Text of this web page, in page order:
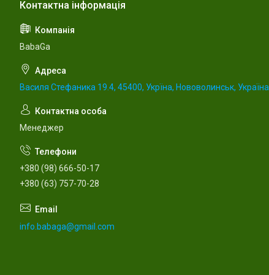
BabaGa
Василя Стефаника 19.4, 45400, Укрїна, Нововолинськ, Україна
Менеджер
+380 (98) 666-50-17
+380 (63) 757-70-28
info.babaga@gmail.com